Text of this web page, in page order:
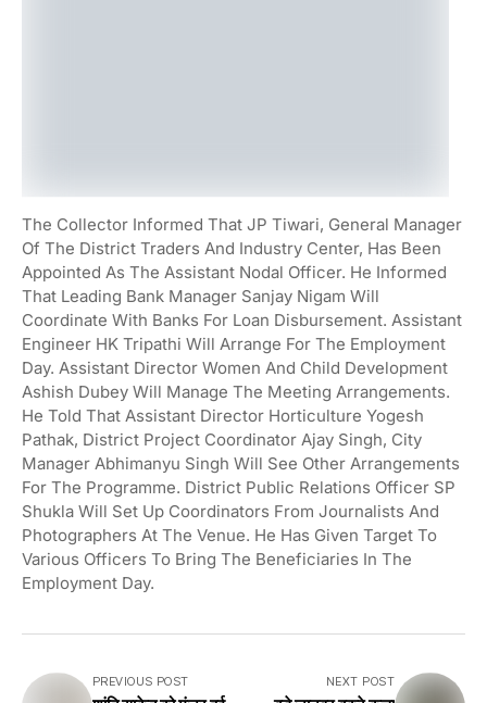
The Collector Informed That JP Tiwari, General Manager
Of The District Traders And Industry Center, Has Been
Appointed As The Assistant Nodal Officer. He Informed
That Leading Bank Manager Sanjay Nigam Will
Coordinate With Banks For Loan Disbursement. Assistant
Engineer HK Tripathi Will Arrange For The Employment
Day. Assistant Director Women And Child Development
Ashish Dubey Will Manage The Meeting Arrangements.
He Told That Assistant Director Horticulture Yogesh
Pathak, District Project Coordinator Ajay Singh, City
Manager Abhimanyu Singh Will See Other Arrangements
For The Programme. District Public Relations Officer SP
Shukla Will Set Up Coordinators From Journalists And
Photographers At The Venue. He Has Given Target To
Various Officers To Bring The Beneficiaries In The
Employment Day.
PREVIOUS POST NEXT POST